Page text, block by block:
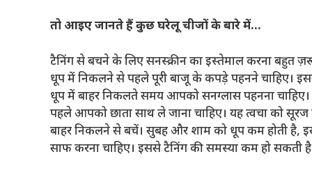
तो आइए जानते हैं कुछ घरेलू चीजों के बारे में…
टैनिंग से बचने के लिए सनस्क्रीन का इस्तेमाल करना बहुत
धूप में निकलने से पहले पूरी बाजू के कपड़े पहनने चाहिए।
धूप में बाहर निकलते समय आपको सनग्लास पहनना
पहले आपको छाता साथ ले जाना चाहिए। यह त्वचा को
बाहर निकलने से बचें। सुबह और शाम को धूप कम होती है,
साफ करना चाहिए। इससे टैनिंग की समस्या कम हो सकती